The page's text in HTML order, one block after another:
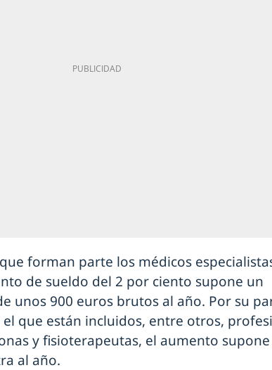
forman parte los médicos
de sueldo del 2 por ciento supone un
unos 900 euros brutos al año. Por su
el que están incluidos, entre otros,
y fisioterapeutas, el aumento
al año.